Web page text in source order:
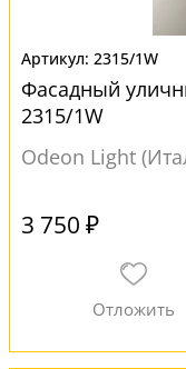
2315/1W
Фасадный
2315/1W
Odeon Light
3 750 ₽